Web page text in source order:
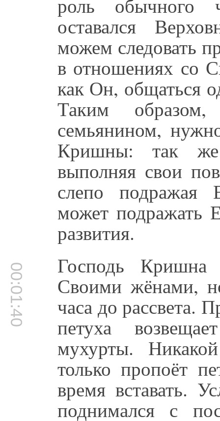
роль обычного
оставался
можем следовать
в отношениях со
как Он, общаться
Таким
семьянином,
Кришны: так же
выполняя свои
слепо подражая
может подражать
развития.
00:01:40 Господь
Своими жёнами,
часа до рассвета.
петуха
мухурты.
только пропоёт
время вставать.
поднимался с